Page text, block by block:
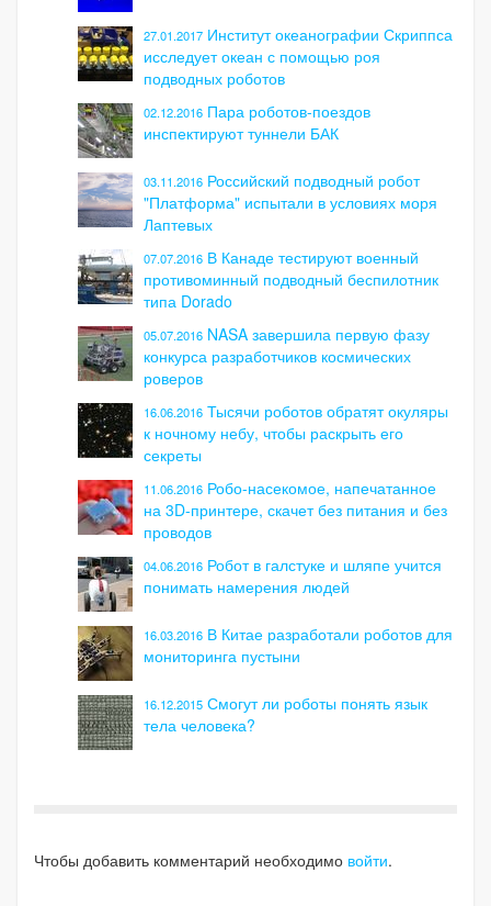
27.01.2017 Институт океанографии Скриппса
исследует океан с помощью роя
подводных роботов
02.12.2016 Пара роботов-поездов
инспектируют туннели БАК
03.11.2016 Российский подводный робот
"Платформа" испытали в условиях моря
Лаптевых
07.07.2016 В Канаде тестируют военный
противоминный подводный беспилотник
типа Dorado
05.07.2016 NASA завершила первую фазу
конкурса разработчиков космических
роверов
16.06.2016 Тысячи роботов обратят окуляры
к ночному небу, чтобы раскрыть его
секреты
11.06.2016 Робо-насекомое, напечатанное
на 3D-принтере, скачет без питания и без
проводов
04.06.2016 Робот в галстуке и шляпе учится
понимать намерения людей
16.03.2016 В Китае разработали роботов для
мониторинга пустыни
16.12.2015 Смогут ли роботы понять язык
тела человека?
Чтобы добавить комментарий необходимо войти.